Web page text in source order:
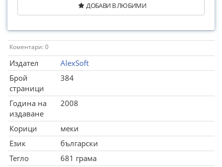
ДОБАВИ В ЛЮБИМИ
Коментари: 0
Издател
AlexSoft
Брой
страници
384
Година на
издаване
2008
Корици
меки
Език
български
Тегло
681 грама